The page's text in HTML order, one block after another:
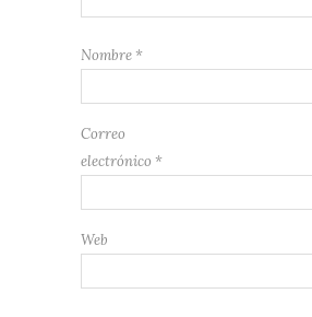
Nombre *
Correo
electrónico *
Web